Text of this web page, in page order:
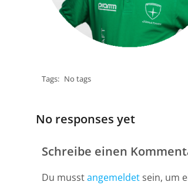
Tags: No tags
No responses yet
Schreibe einen
Du musstangemeldet sein, um